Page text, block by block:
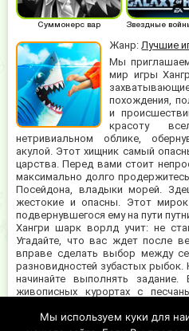
Жанр:Лучшие
Мы
мир игры
похождения,
и
красоту
нетривиальном облике,
акулой. Этот хищник самый
царства. Перед вами стоит
максимально долго
Посейдона, владыки морей.
жестокие и опасны. Этот
подвернувшегося ему на пути
Хангри шарк ворлд учит: не
Угадайте, что вас ждет после
вправе сделать выбор между
разновидностей зубастых рыбок.
начинайте выполнять
живописных курортах с
перспективу проплавать к
Суммонерс вар
Мы используем куки для